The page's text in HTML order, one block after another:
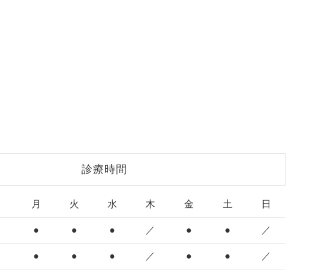
診療時間
月 火 水 木 金 土 日
● ● ● ／ ● ● ／
● ● ● ／ ● ● ／